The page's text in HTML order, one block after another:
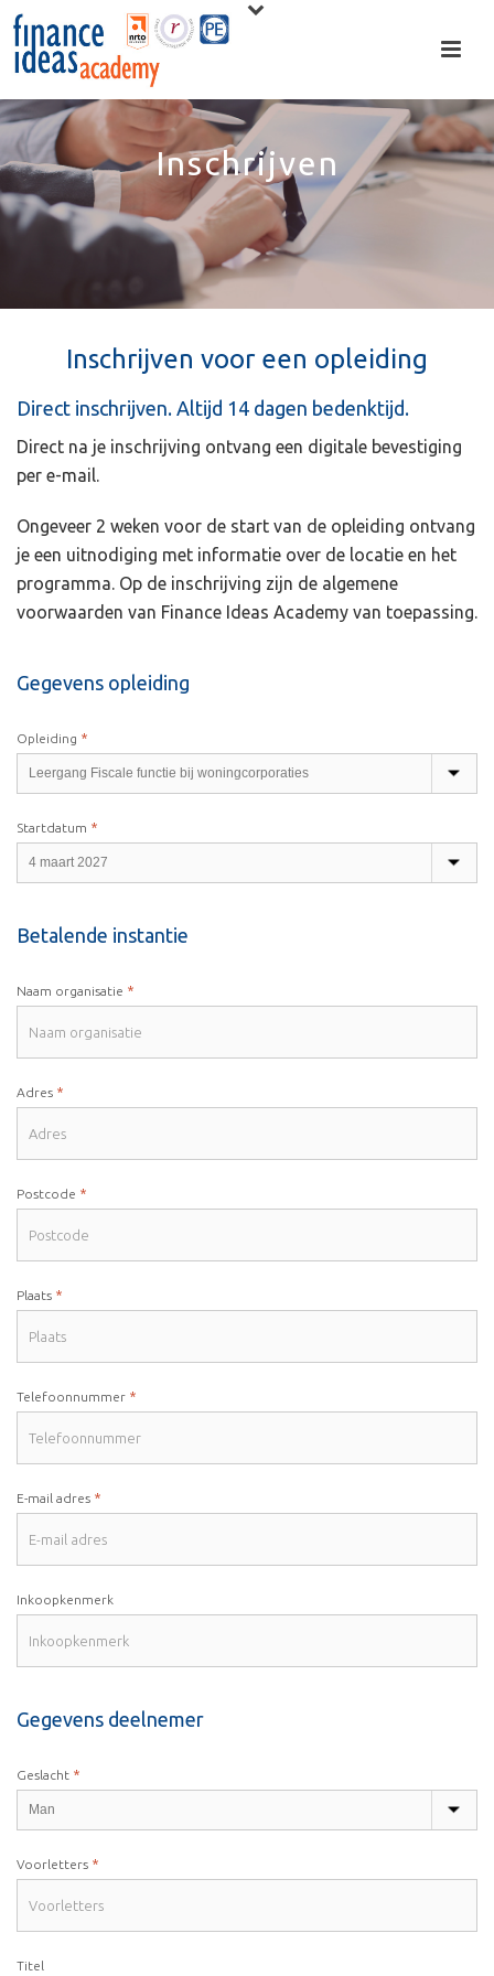
Inschrijven
Inschrijven voor een opleiding
Direct inschrijven. Altijd 14 dagen bedenktijd.
Direct na je inschrijving ontvang een digitale bevestiging
per e-mail.
Ongeveer 2 weken voor de start van de opleiding ontvang
je een uitnodiging met informatie over de locatie en het
programma. Op de inschrijving zijn de algemene
voorwaarden van Finance Ideas Academy van toepassing.
Gegevens opleiding
Opleiding *
Startdatum *
Betalende instantie
Naam organisatie *
Adres *
Postcode *
Plaats *
Telefoonnummer *
E-mail adres *
Inkoopkenmerk
Gegevens deelnemer
Geslacht *
Voorletters *
Titel